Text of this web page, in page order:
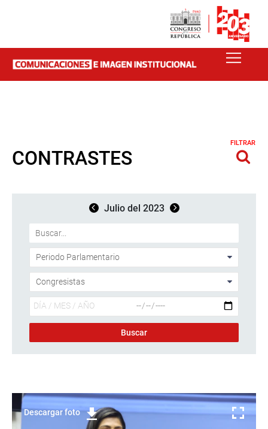
CONTRASTES
FILTRAR
Julio del 2023
Descargar foto